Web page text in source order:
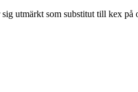
utmärkt som substitut till kex